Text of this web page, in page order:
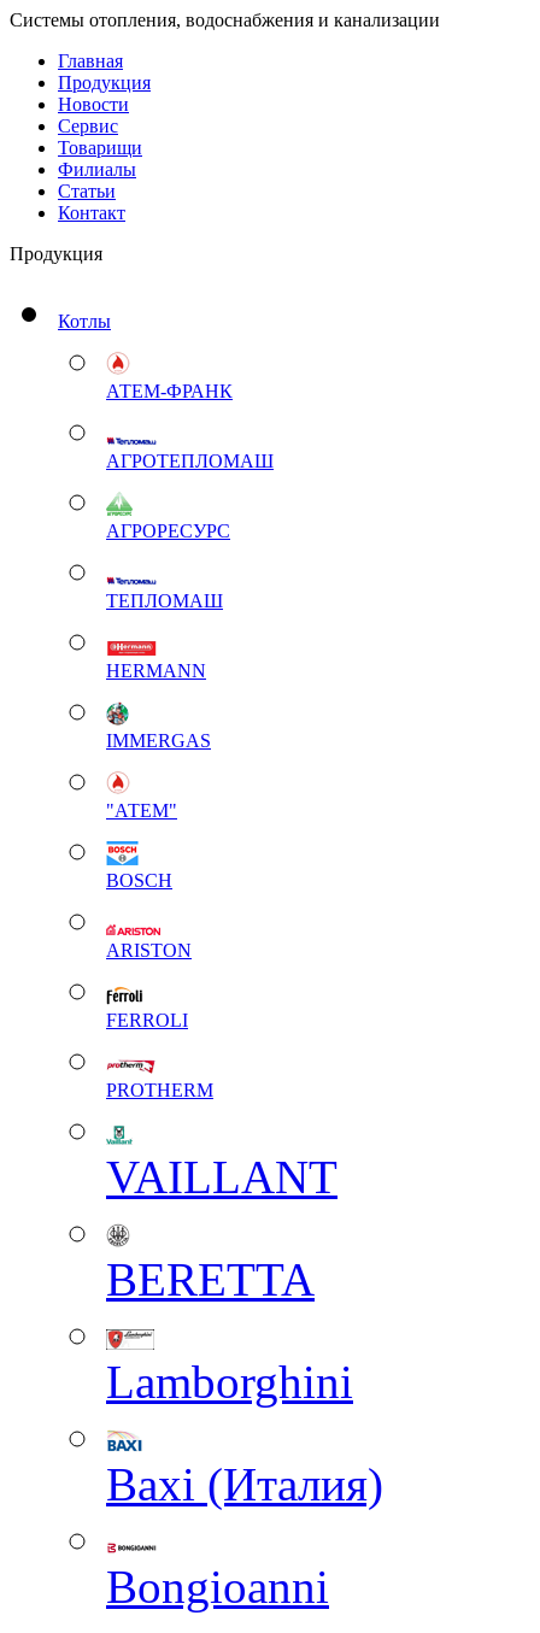
Системы отопления, водоснабжения и канализации
Главная
Продукция
Новости
Сервис
Товарищи
Филиалы
Статьи
Контакт
Продукция
Котлы
АТЕМ-ФРАНК
АГРОТЕПЛОМАШ
АГРОРЕСУРС
ТЕПЛОМАШ
HERMANN
IMMERGAS
"АТЕМ"
BOSCH
ARISTON
FERROLI
PROTHERM
VAILLANT
BERETTA
Lamborghini
Baxi (Италия)
Вongioanni